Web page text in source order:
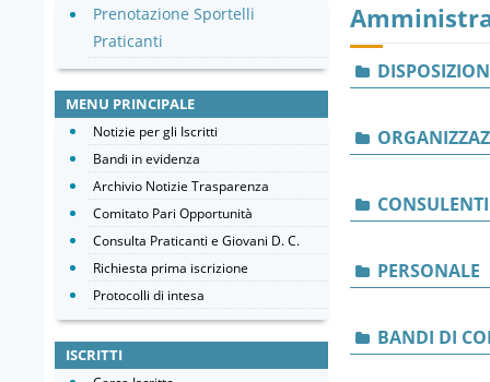
PERSONALE
BANDI DI
Prenotazione Sportelli
Praticanti
MENU PRINCIPALE
Notizie per gli Iscritti
Bandi in evidenza
Archivio Notizie Trasparenza
Comitato Pari Opportunità
Consulta Praticanti e Giovani D. C.
Richiesta prima iscrizione
Protocolli di intesa
ISCRITTI